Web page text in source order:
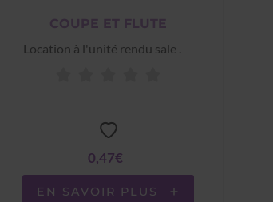
COUPE ET FLUTE
Location à l'unité rendu sale .
0,47€
EN SAVOIR PLUS